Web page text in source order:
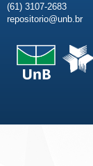
(61) 3107-2683
repositorio@unb.br